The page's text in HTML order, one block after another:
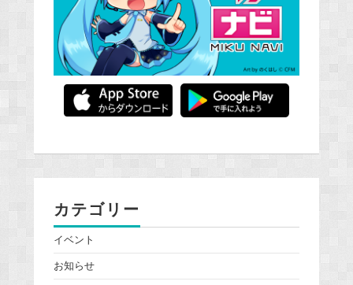
カテゴリー
イベント
お知らせ